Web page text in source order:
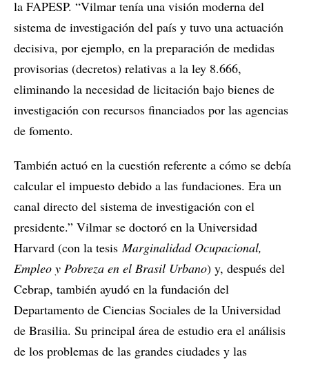
la FAPESP. “Vilmar tenía una visión moderna del
sistema de investigación del país y tuvo una actuación
decisiva, por ejemplo, en la preparación de medidas
provisorias (decretos) relativas a la ley 8.666,
eliminando la necesidad de licitación bajo bienes de
investigación con recursos financiados por las agencias
de fomento.
También actuó en la cuestión referente a cómo se debía
calcular el impuesto debido a las fundaciones. Era un
canal directo del sistema de investigación con el
presidente.” Vilmar se doctoró en la Universidad
Harvard (con la tesisMarginalidad Ocupacional,
Empleo y Pobreza en el Brasil Urbano) y, después del
Cebrap, también ayudó en la fundación del
Departamento de Ciencias Sociales de la Universidad
de Brasilia. Su principal área de estudio era el análisis
de los problemas de las grandes ciudades y las